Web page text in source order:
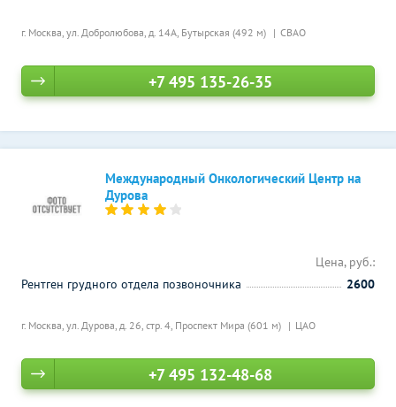
г. Москва, ул. Добролюбова, д. 14А, Бутырская (492 м) СВАО
+7 495 135-26-35
Международный Онкологический Центр на
Дурова
г. Москва, ул. Дурова, д. 26, стр. 4, Проспект Мира (601 м) ЦАО
Цена, руб.:
Рентген грудного отдела позвоночника
2600
+7 495 132-48-68